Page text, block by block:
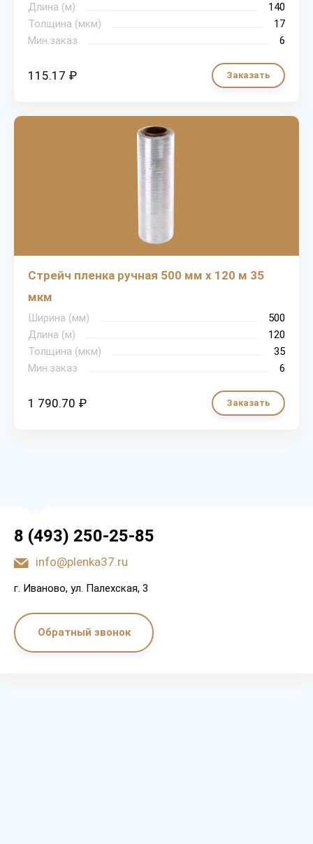
Длина (м)
140
Толщина (мкм)
17
Мин.заказ
6
115.17 ₽ Заказать
Стрейч пленка ручная 500 мм х 120 м 35
мкм
Ширина (мм)
500
Длина (м)
120
Толщина (мкм)
35
Мин.заказ
6
1 790.70 ₽ Заказать
8 (493) 250-25-85
info@plenka37.ru
г. Иваново, ул. Палехская, 3
Обратный звонок